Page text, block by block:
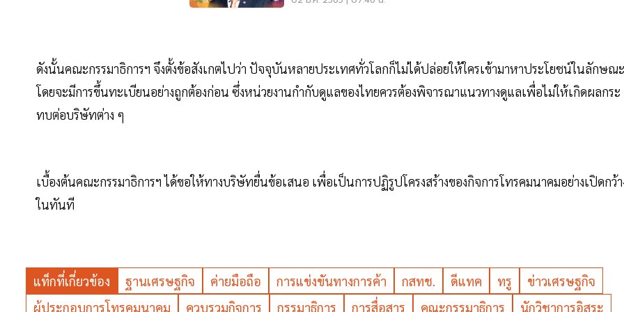
ดังนั้นคณะกรรมาธิการฯ จึงตั้งข้อสังเกตไปว่า ปัจจุบันหลายประเทศทั่วโลกก็ไม่ได้ปล่อยให้ใครเข้ามาหาประโยชน์ในลักษณ
โดยจะมีการขึ้นทะเบียนอย่างถูกต้องก่อน ซึ่งหน่วยงานกำกับดูแลของไทยควรต้องพิจารณาแนวทางดูแลเพื่อไม่ให้เกิดผลกระ
ทบต่อบริษัทต่าง ๆ
เบื้องต้นคณะกรรมาธิการฯ ได้ขอให้ทางบริษัทยื่นข้อเสนอ เพื่อเป็นการปฏิรูปโครงสร้างของกิจการโทรคมนาคมอย่างเปิดกว้า
ในทันที
แท็กที่เกี่ยวข้อง ฐานเศรษฐกิจ ค่ายมือถือ การแข่งขันทางการค้า กสทช. ดีแทค ทรู
ข่าวเศรษฐกิจ
ผู้ประกอบการโทรคมนาคม
ควบรวมกิจการ กรรมาธิการ การสื่อสาร คณะกรรมาธิการ นักวิชาการอิสระ